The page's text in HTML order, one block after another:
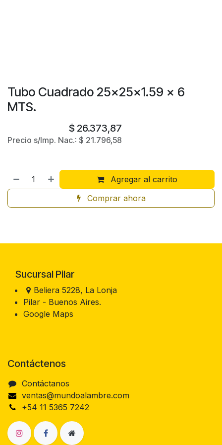
Tubo Cuadrado 25x25x1.59 x 6
MTS.
$ 26.373,87
Precio s/Imp. Nac.: $ 21.796,58
Agregar al carrito
Comprar ahora
Sucursal Pilar
Beliera 5228, La Lonja
Pilar - Buenos Aires.
Google Maps
Contáctenos
Contáctanos
ventas@mundoalambre.com
+54 11 5365 7242